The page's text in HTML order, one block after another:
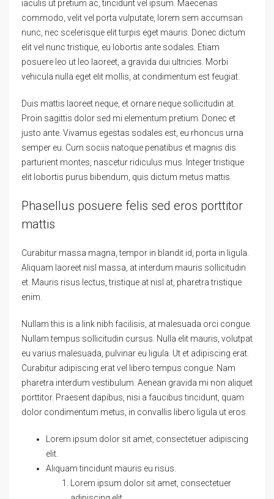
iaculis ut pretium ac, tincidunt vel ipsum. Maecenas
commodo, velit vel porta vulputate, lorem sem accumsan
nunc, nec scelerisque elit turpis eget mauris. Donec dictum
elit vel nunc tristique, eu lobortis ante sodales. Etiam
posuere leo ut leo laoreet, a gravida dui ultricies. Morbi
vehicula nulla eget elit mollis, at condimentum est feugiat.
Duis mattis laoreet neque, et ornare neque sollicitudin at.
Proin sagittis dolor sed mi elementum pretium. Donec et
justo ante. Vivamus egestas sodales est, eu rhoncus urna
semper eu. Cum sociis natoque penatibus et magnis dis
parturient montes, nascetur ridiculus mus. Integer tristique
elit lobortis purus bibendum, quis dictum metus mattis.
Phasellus posuere felis sed eros porttitor
mattis
Curabitur massa magna, tempor in blandit id, porta in ligula.
Aliquam laoreet nisl massa, at interdum mauris sollicitudin
et. Mauris risus lectus, tristique at nisl at, pharetra tristique
enim.
Nullam this is a link nibh facilisis, at malesuada orci congue.
Nullam tempus sollicitudin cursus. Nulla elit mauris, volutpat
eu varius malesuada, pulvinar eu ligula. Ut et adipiscing erat.
Curabitur adipiscing erat vel libero tempus congue. Nam
pharetra interdum vestibulum. Aenean gravida mi non aliquet
porttitor. Praesent dapibus, nisi a faucibus tincidunt, quam
dolor condimentum metus, in convallis libero ligula ut eros.
Lorem ipsum dolor sit amet, consectetuer adipiscing
elit.
Aliquam tincidunt mauris eu risus.
Lorem ipsum dolor sit amet, consectetuer